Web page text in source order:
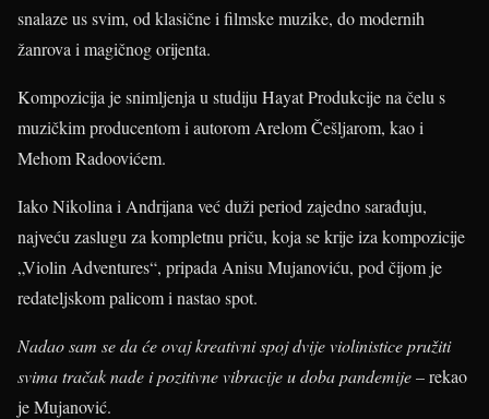
snalaze us svim, od klasične i filmske muzike, do modernih
žanrova i magičnog orijenta.
Kompozicija je snimljenja u studiju Hayat Produkcije na čelu s
muzičkim producentom i autorom Arelom Češljarom, kao i
Mehom Radoovićem.
Iako Nikolina i Andrijana već duži period zajedno sarađuju,
najveću zaslugu za kompletnu priču, koja se krije iza kompozicije
„Violin Adventures“, pripada Anisu Mujanoviću, pod čijom je
redateljskom palicom i nastao spot.
Nadao sam se da će ovaj kreativni spoj dvije violinistice pružiti
svima tračak nade i pozitivne vibracije u doba pandemije­– rekao
je Mujanović.